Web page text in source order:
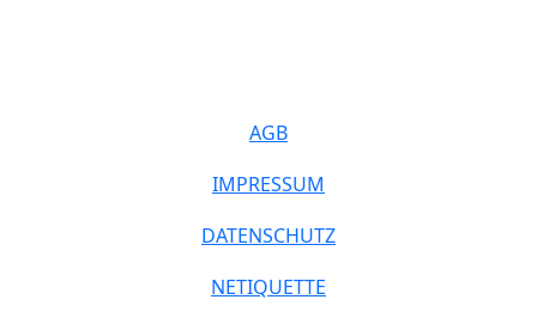
AGB
IMPRESSUM
DATENSCHUTZ
NETIQUETTE